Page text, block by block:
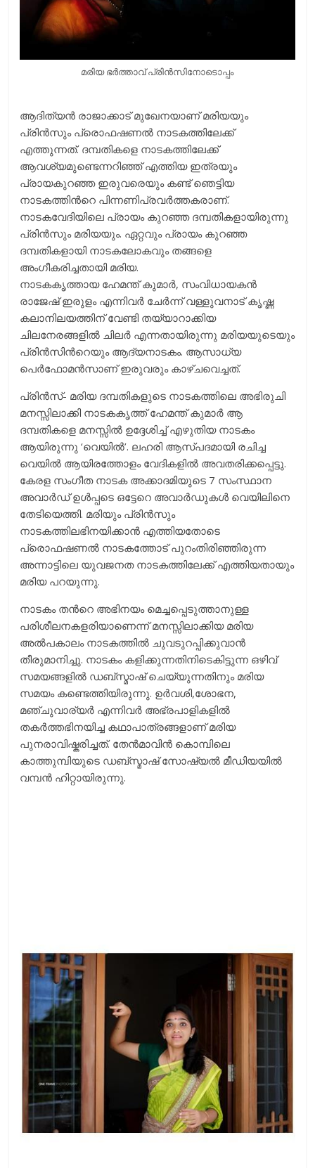
മരിയ ഭര്‍ത്താവ് പ്രിന്‍സിനോടൊപ്പം
ആദിത്യന്‍ രാജാക്കാട് മുഖേനയാണ് മരിയയും
പ്രിന്‍സും പ്രൊഫഷണല്‍ നാടകത്തിലേക്ക്
എത്തുന്നത്. ദമ്പതികളെ നാടകത്തിലേക്ക്
ആവശ്യമുണ്ടെന്നറിഞ്ഞ് എത്തിയ ഇത്രയും
പ്രായകുറഞ്ഞ ഇരുവരെയും കണ്ട് ഞെട്ടിയ
നാടകത്തിന്‍റെ പിന്നണിപ്രവര്‍ത്തകരാണ്.
നാടകവേദിയിലെ പ്രായം കുറഞ്ഞ ദമ്പതികളായിരുന്നു
പ്രിന്‍സും മരിയയും. ഏറ്റവും പ്രായം കുറഞ്ഞ
ദമ്പതികളായി നാടകലോകവും തങ്ങളെ
അംഗീകരിച്ചതായി മരിയ.
നാടകകൃത്തായ ഹേമന്ത് കുമാര്‍, സംവിധായകന്‍
രാജേഷ് ഇരുളം എന്നിവര്‍ ചേര്‍ന്ന് വള്ളുവനാട് കൃഷ്ണ
കലാനിലയത്തിന് വേണ്ടി തയ്യാറാക്കിയ
ചിലനേരങ്ങളില്‍ ചിലര്‍ എന്നതായിരുന്നു മരിയയുടെയും
പ്രിന്‍സിന്‍റെയും ആദ്യനാടകം. ആസാധ്യ
പെര്‍ഫോമന്‍സാണ് ഇരുവരും കാഴ്ചവെച്ചത്.
പ്രിന്‍സ്- മരിയ ദമ്പതികളുടെ നാടകത്തിലെ അഭിരുചി
മനസ്സിലാക്കി നാടകകൃത്ത് ഹേമന്ത് കുമാര്‍ ആ
ദമ്പതികളെ മനസ്സില്‍ ഉദ്ദേശിച്ച് എഴുതിയ നാടകം
ആയിരുന്നു ‘വെയില്‍’. ലഹരി ആസ്പദമായി രചിച്ച
വെയില്‍ ആയിരത്തോളം വേദികളില്‍ അവതരിക്കപ്പെട്ടു.
കേരള സംഗീത നാടക അക്കാദമിയുടെ 7 സംസ്ഥാന
അവാര്‍ഡ് ഉള്‍പ്പടെ ഒട്ടേറെ അവാര്‍ഡുകള്‍ വെയിലിനെ
തേടിയെത്തി. മരിയും പ്രിന്‍സും
നാടകത്തിലഭിനയിക്കാന്‍ എത്തിയതോടെ
പ്രൊഫഷണല്‍ നാടകത്തോട് പുറംതിരിഞ്ഞിരുന്ന
അന്നാട്ടിലെ യുവജനത നാടകത്തിലേക്ക് എത്തിയതായും
മരിയ പറയുന്നു.
നാടകം തന്‍റെ അഭിനയം മെച്ചപ്പെടുത്താനുള്ള
പരിശീലനകളരിയാണെന്ന് മനസ്സിലാക്കിയ മരിയ
അല്‍പകാലം നാടകത്തില്‍ ചുവടുറപ്പിക്കുവാന്‍
തീരുമാനിച്ചു. നാടകം കളിക്കുന്നതിനിടെകിട്ടുന്ന ഒഴിവ്
സമയങ്ങളില്‍ ഡബ്സ്മാഷ് ചെയ്യുന്നതിനും മരിയ
സമയം കണ്ടെത്തിയിരുന്നു. ഉര്‍വശി,ശോഭന,
മഞ്ചുവാര്യര്‍ എന്നിവര്‍ അഭ്രപാളികളില്‍
തകര്‍ത്തഭിനയിച്ച കഥാപാത്രങ്ങളാണ് മരിയ
പുനരാവിഷ്കരിച്ചത്. തേന്‍മാവിന്‍ കൊമ്പിലെ
കാത്തുമ്പിയുടെ ഡബ്സ്മാഷ് സോഷ്യല്‍ മീഡിയയില്‍
വമ്പന്‍ ഹിറ്റായിരുന്നു.